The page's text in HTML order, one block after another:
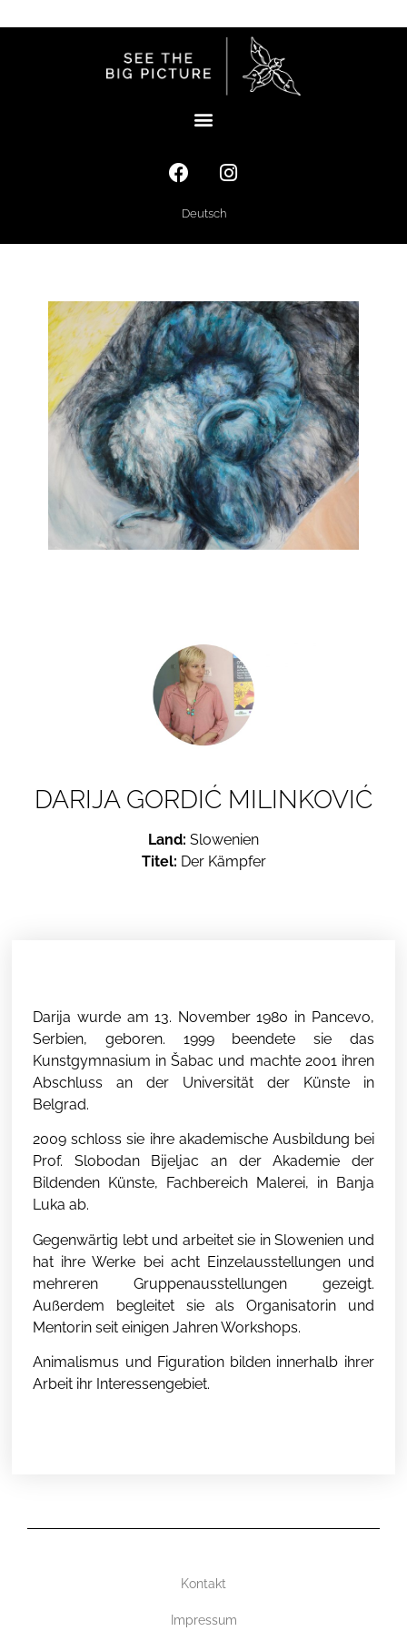
Deutsch
DARIJA GORDIĆ MILINKOVIĆ
Land: Slowenien
Titel: Der Kämpfer
Darija wurde am 13. November 1980 in Pancevo,
Serbien, geboren. 1999 beendete sie das
Kunstgymnasium in Šabac und machte 2001 ihren
Abschluss an der Universität der Künste in
Belgrad.
2009 schloss sie ihre akademische Ausbildung bei
Prof. Slobodan Bijeljac an der Akademie der
Bildenden Künste, Fachbereich Malerei, in Banja
Luka ab.
Gegenwärtig lebt und arbeitet sie in Slowenien und
hat ihre Werke bei acht Einzelausstellungen und
mehreren Gruppenausstellungen gezeigt.
Außerdem begleitet sie als Organisatorin und
Mentorin seit einigen Jahren Workshops.
Animalismus und Figuration bilden innerhalb ihrer
Arbeit ihr Interessengebiet.
Kontakt
Impressum